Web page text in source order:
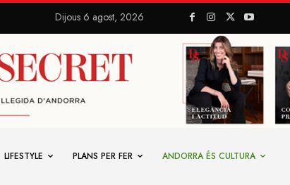
Dijous 6 agost, 2026
LIFESTYLE PLANS PER FER ANDORRA ÉS CULTURA